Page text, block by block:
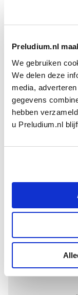
Preludium.nl
We gebruiken
We delen deze
media,
gegevens
hebben
u Preludium.nl